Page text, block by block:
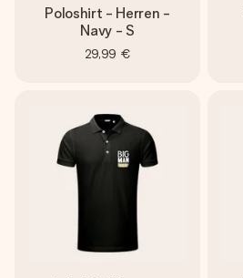
Poloshirt - Herren -
Navy - S
29,99 €